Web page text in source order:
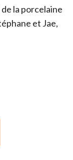
la porcelaine
et Jae,